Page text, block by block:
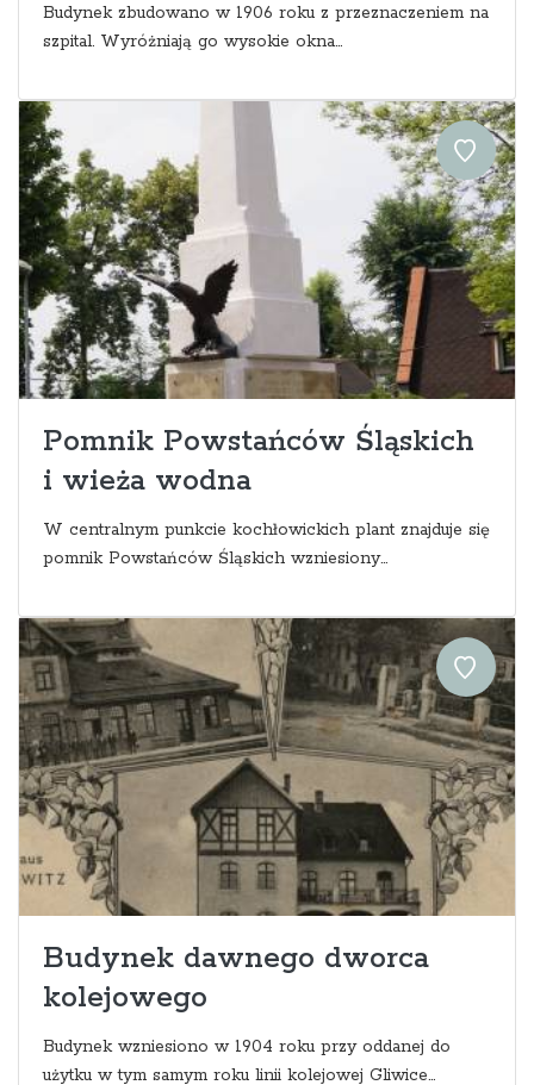
Budynek zbudowano w 1906 roku z przeznaczeniem na
szpital. Wyróżniają go wysokie okna...
Pomnik Powstańców Śląskich
i wieża wodna
W centralnym punkcie kochłowickich plant znajduje się
pomnik Powstańców Śląskich wzniesiony...
Budynek dawnego dworca
kolejowego
Budynek wzniesiono w 1904 roku przy oddanej do
użytku w tym samym roku linii kolejowej Gliwice...